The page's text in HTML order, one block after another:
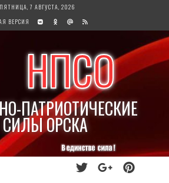
ПЯТНИЦА, 7 АВГУСТА, 2026
ВЕРСИЯ
НПСО
ПАТРИОТИЧЕСКИЕ
СИЛЫ ОРСКА